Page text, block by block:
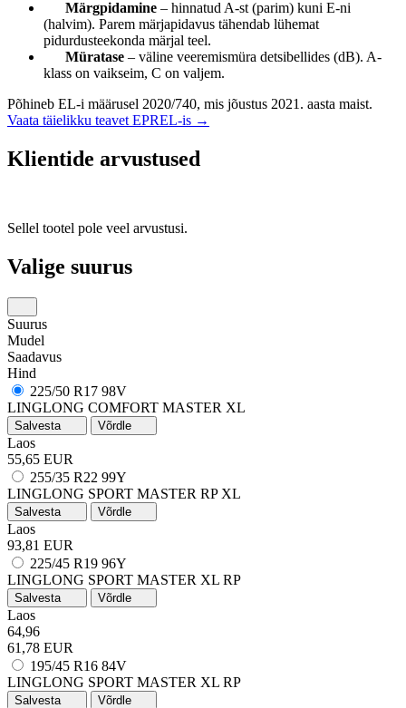
Märgpidamine – hinnatud A-st (parim) kuni E-ni
(halvim). Parem märjapidavus tähendab lühemat
pidurdusteekonda märjal teel.
Müratase – väline veeremismüra detsibellides (dB). A-
klass on vaikseim, C on valjem.
Põhineb EL-i määrusel 2020/740, mis jõustus 2021. aasta maist.
Vaata täielikku teavet EPREL-is →
Klientide arvustused
Sellel tootel pole veel arvustusi.
Valige suurus
Suurus
Mudel
Saadavus
Hind
225/50 R17 98V
LINGLONG COMFORT MASTER XL
Salvesta Võrdle
Laos
55,65 EUR
255/35 R22 99Y
LINGLONG SPORT MASTER RP XL
Salvesta Võrdle
Laos
93,81 EUR
225/45 R19 96Y
LINGLONG SPORT MASTER XL RP
Salvesta Võrdle
Laos
64,96
61,78 EUR
195/45 R16 84V
LINGLONG SPORT MASTER XL RP
Salvesta Võrdle